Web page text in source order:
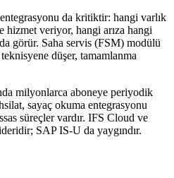
da kritiktir: hangi varlık
hizmet veriyor, hangi arıza hangi
görür. Saha servis (FSM) modülü
düşer, tamamlanma
milyonlarca aboneye periyodik
sayaç okuma entegrasyonu
süreçler vardır. IFS Cloud ve
SAP IS-U da yaygındır.